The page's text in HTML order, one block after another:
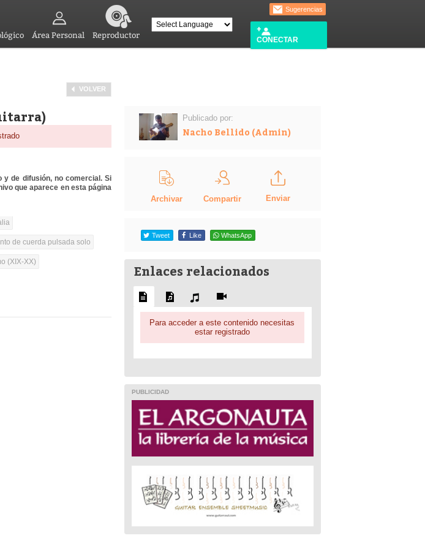
Área Personal Reproductor
Sugerencias
CONECTAR
VOLVER
y de difusión, no comercial. Si
que aparece en esta página
de cuerda pulsada solo
(XIX-XX)
Publicado por:
Nacho Bellido (Admin)
Archivar Compartir Enviar
Tweet Like WhatsApp
Enlaces relacionados
Para acceder a este contenido necesitas
estar registrado
PUBLICIDAD